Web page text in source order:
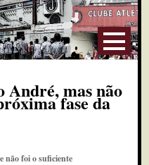
André, mas não
fase da
não foi o suficiente